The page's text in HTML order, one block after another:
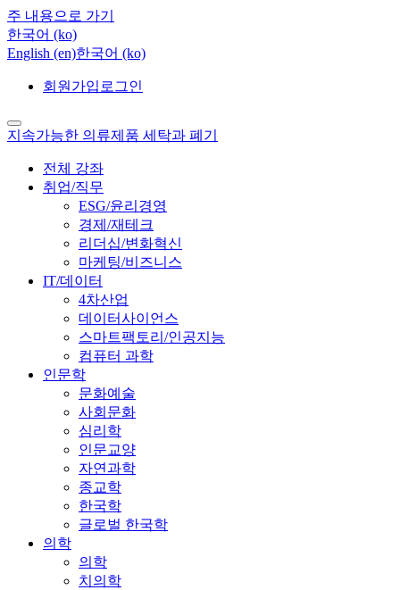
주 내용으로 가기
한국어 ‎(ko)‎
English ‎(en)‎한국어 ‎(ko)‎
회원가입 로그인
지속가능한 의류제품 세탁과 폐기
전체 강좌
취업/직무
ESG/윤리경영
경제/재테크
리더십/변화혁신
마케팅/비즈니스
IT/데이터
4차산업
데이터사이언스
스마트팩토리/인공지능
컴퓨터 과학
인문학
문화예술
사회문화
심리학
인문교양
자연과학
종교학
한국학
글로벌 한국학
의학
의학
치의학